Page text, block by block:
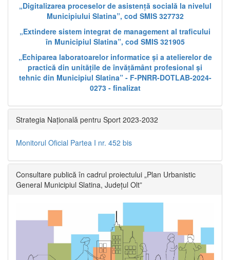
„Digitalizarea proceselor de asistență socială la nivelul
Municipiului Slatina”, cod SMIS 327732
„Extindere sistem integrat de management al traficului
în Municipiul Slatina”, cod SMIS 321905
„Echiparea laboratoarelor informatice și a atelierelor de
practică din unitățile de învățământ profesional și
tehnic din Municipiul Slatina” - F-PNRR-DOTLAB-2024-
0273 - finalizat
Strategia Națională pentru Sport 2023-2032
Monitorul Oficial Partea I nr. 452 bis
Consultare publică în cadrul proiectului „Plan Urbanistic
General Municipiul Slatina, Județul Olt”